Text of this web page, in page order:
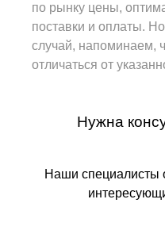
по рынку цены,
поставки и оплаты.
случай, напоминаем,
отличаться от
Нужна
Наши специалисты